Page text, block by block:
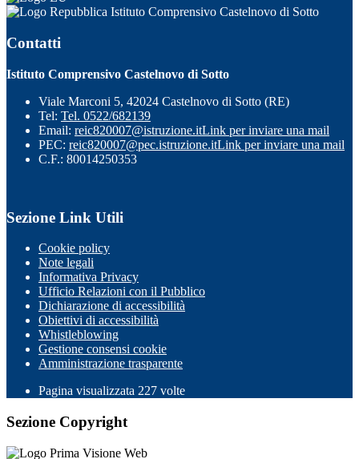
Istituto Comprensivo Castelnovo di Sotto
Contatti
Istituto Comprensivo Castelnovo di Sotto
Viale Marconi 5, 42024 Castelnovo di Sotto (RE)
Tel: Tel. 0522/682139
Email: reic820007@istruzione.itLink per inviare una mail
PEC: reic820007@pec.istruzione.itLink per inviare una mail
C.F.: 80014250353
Sezione Link Utili
Cookie policy
Note legali
Informativa Privacy
Ufficio Relazioni con il Pubblico
Dichiarazione di accessibilità
Obiettivi di accessibilità
Whistleblowing
Gestione consensi cookie
Amministrazione trasparente
Pagina visualizzata 227 volte
Sezione Copyright